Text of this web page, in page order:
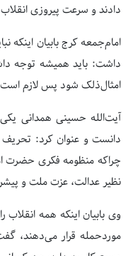
دادند و سرعت پیروزی
امام‌جمعه کرج بابیان اینکه
داشت: باید همیشه توجه
امثال‌ذلک شود پس لازم است
آیت‌الله حسینی همدانی
دانست و عنوان کرد:
چراکه منظومه فکری حضرت
نظیر عدالت، عزت ملت و
وی بابیان اینکه همه
موردحمله قرار می‌دهند،